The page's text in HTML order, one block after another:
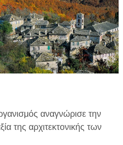
αναγνώρισε την
της αρχιτεκτονικής των